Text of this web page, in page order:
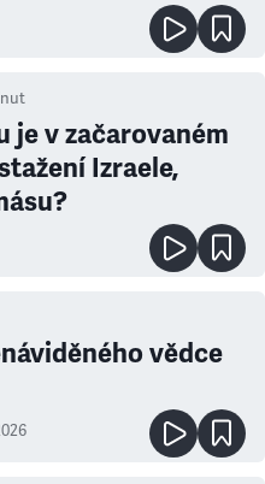
je v začarovaném
Izraele,
vědce